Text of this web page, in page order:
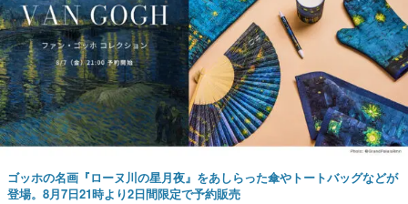
ゴッホの名画『ローヌ川の星月夜』をあしらった傘やトートバッグなどが
登場。8月7日21時より2日間限定で予約販売